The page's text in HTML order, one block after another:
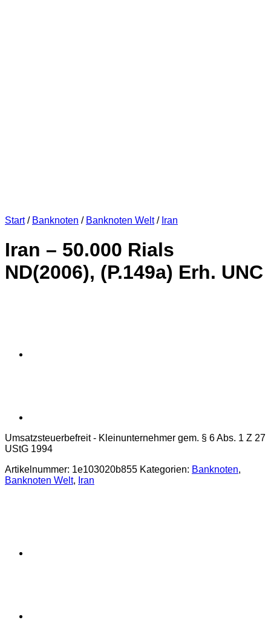
Start / Banknoten / Banknoten Welt / Iran
Iran – 50.000 Rials
ND(2006), (P.149a) Erh. UNC
Umsatzsteuerbefreit - Kleinunternehmer gem. § 6 Abs. 1 Z 27
UStG 1994
Artikelnummer: 1e103020b855 Kategorien: Banknoten,
Banknoten Welt, Iran